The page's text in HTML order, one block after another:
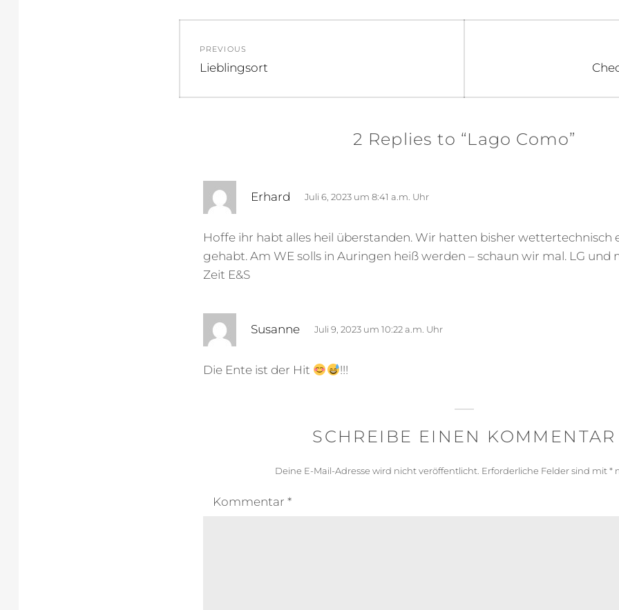
PREVIOUS
Previous
Lieblingsort
Next
2 Replies to “Lago Como”
Erhard
t
:
Juli 6, 2023 um 8:41 a.m. Uhr
Hoffe ihr habt alles heil überstanden. Wir hatten bisher wettertechnisch
gehabt. Am WE solls in Auringen heiß werden – schaun wir mal. LG und
Zeit E&S
Susanne
t
Juli 9, 2023 um 10:22 a.m. Uhr
Die Ente ist der Hit !!!
SCHREIBE EINEN KOMMENTAR
Deine E-Mail-Adresse wird nicht veröffentlicht. Erforderliche Felder sind mit*
Kommentar *